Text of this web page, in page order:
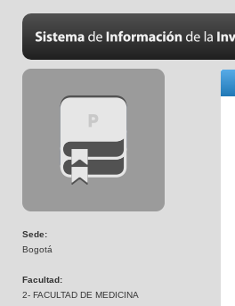
Sede:
Bogotá
Facultad:
2- FACULTAD DE MEDICINA